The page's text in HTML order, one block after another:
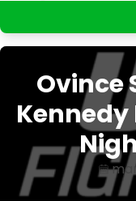
Ovince
Kennedy